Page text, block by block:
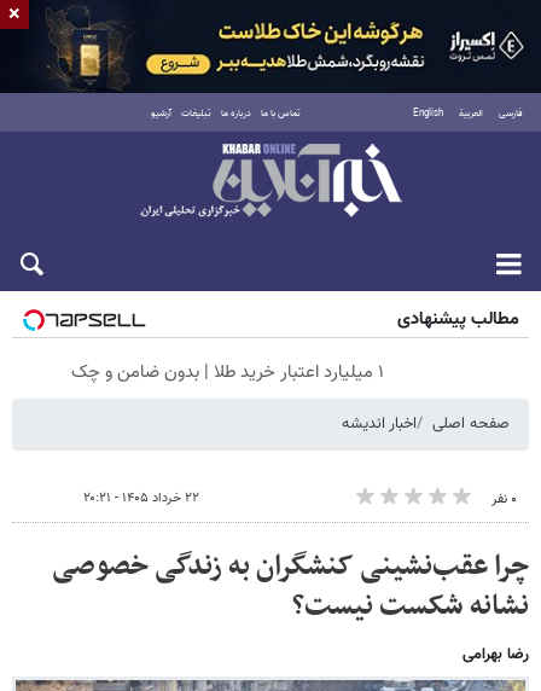
فارسی العربية English تماس با ما درباره ما تبلیغات آرشیو
جمعه ۱۶ مرداد ۱۴۰۵
مطالب پیشنهادی
۱ میلیارد اعتبار خرید طلا | بدون ضامن و چک
صفحه اصلی اخبار اندیشه
۰ نفر ۲۲ خرداد ۱۴۰۵ - ۲۰:۲۱
چرا عقب‌نشینی کنشگران به زندگی خصوصی
نشانه شکست نیست؟
رضا بهرامی
×